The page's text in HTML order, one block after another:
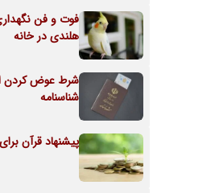
فوت و فن
هلندی در خانه
شرط عوض کردن
شناسنامه
پیشنهاد قرآن